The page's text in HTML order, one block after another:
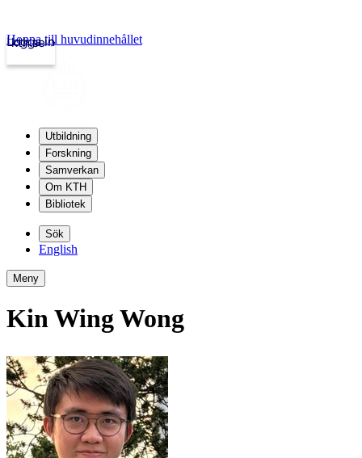
kth.se
Logga in
Hoppa till huvudinnehållet
Utbildning
Forskning
Samverkan
Om KTH
Bibliotek
Sök
English
Meny
Kin Wing Wong